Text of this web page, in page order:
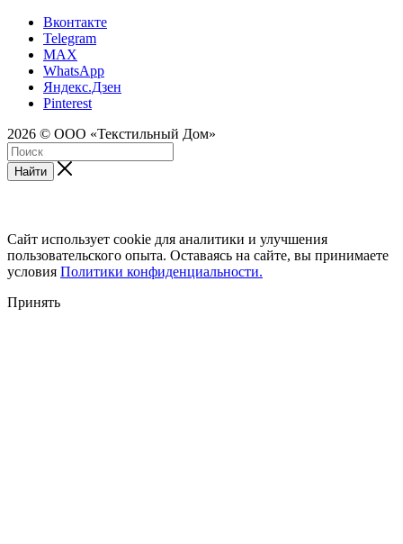
Вконтакте
Telegram
MAX
WhatsApp
Яндекс.Дзен
Pinterest
2026 © ООО «Текстильный Дом»
Найти
Сайт использует cookie для аналитики и улучшения
пользовательского опыта. Оставаясь на сайте, вы принимаете
условия Политики конфиденциальности.
Принять